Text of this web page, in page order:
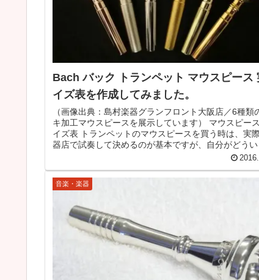
Bach バック トランペット マウスピース
イズ表を作成してみました。
（画像出典：島村楽器グランフロント大阪店／6種類
キ加工マウスピースを展示しています） マウスピー
イズ表 トランペットのマウスピースを買う時は、実
器店で試奏して決めるのが基本ですが、自分がどうい
音楽・楽器